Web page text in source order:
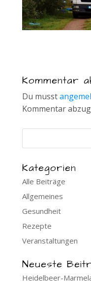
Kommentar
Du musst
Kommentar
Kategorien
Alle Beiträge
Allgemeines
Gesundheit
Rezepte
Veranstaltungen
Neueste
Heidelbeer-